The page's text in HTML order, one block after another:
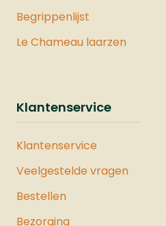
Begrippenlijst
Le Chameau laarzen
Klantenservice
Klantenservice
Veelgestelde vragen
Bestellen
Bezorging